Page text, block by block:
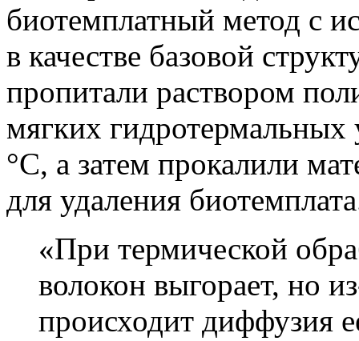
биотемплатный метод с
в качестве базовой
пропитали раствором
мягких гидротермальных
°C, а затем прокалили
для удаления
«При термической
волокон выгорает, но
происходит диффузия